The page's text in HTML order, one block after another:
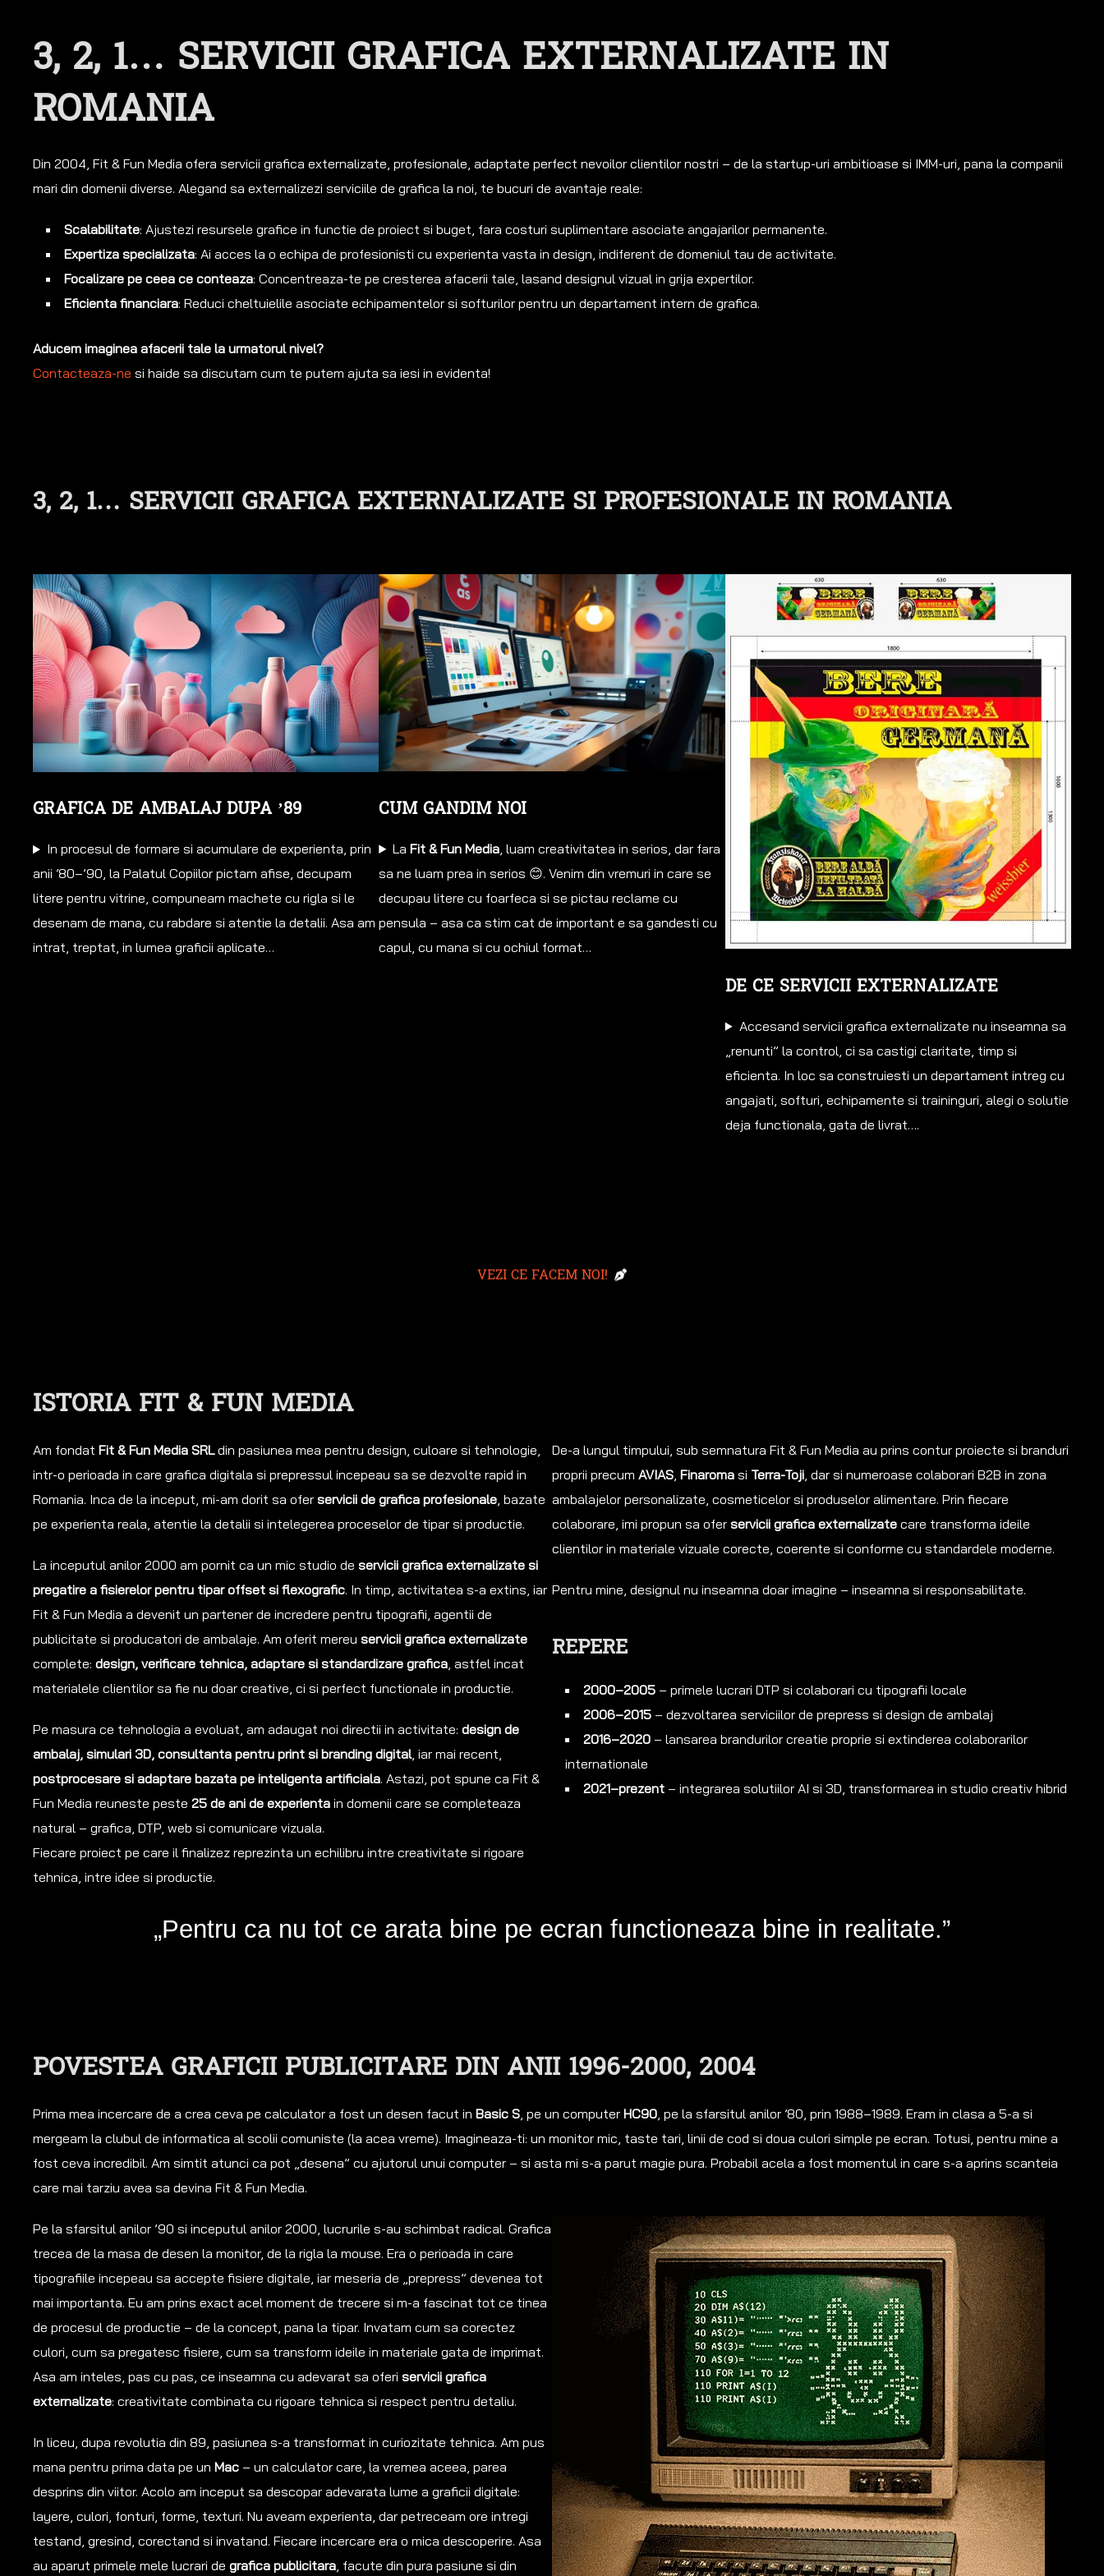
3, 2, 1… SERVICII GRAFICA EXTERNALIZATE IN
ROMANIA
Din 2004, Fit & Fun Media ofera servicii grafica externalizate, profesionale, adaptate perfect nevoilor clientilor nostri – de la startup-uri ambitioase si IMM-uri, pana la companii
mari din domenii diverse. Alegand sa externalizezi serviciile de grafica la noi, te bucuri de avantaje reale:
Scalabilitate: Ajustezi resursele grafice in functie de proiect si buget, fara costuri suplimentare asociate angajarilor permanente.
Expertiza specializata: Ai acces la o echipa de profesionisti cu experienta vasta in design, indiferent de domeniul tau de activitate.
Focalizare pe ceea ce conteaza: Concentreaza-te pe cresterea afacerii tale, lasand designul vizual in grija expertilor.
Eficienta financiara: Reduci cheltuielile asociate echipamentelor si softurilor pentru un departament intern de grafica.
Aducem imaginea afacerii tale la urmatorul nivel?
Contacteaza-ne si haide sa discutam cum te putem ajuta sa iesi in evidenta!
3, 2, 1… SERVICII GRAFICA EXTERNALIZATE SI PROFESIONALE IN ROMANIA
GRAFICA DE AMBALAJ DUPA ’89
In procesul de formare si acumulare de experienta, prin
anii ’80–’90, la Palatul Copiilor pictam afise, decupam
litere pentru vitrine, compuneam machete cu rigla si le
desenam de mana, cu rabdare si atentie la detalii. Asa am
intrat, treptat, in lumea graficii aplicate…
CUM GANDIM NOI
LaFit & Fun Media, luam creativitatea in serios, dar fara
sa ne luam prea in serios 😊. Venim din vremuri in care se
decupau litere cu foarfeca si se pictau reclame cu
pensula – asa ca stim cat de important e sa gandesti cu
capul, cu mana si cu ochiul format…
DE CE SERVICII EXTERNALIZATE
Accesand servicii grafica externalizate nu inseamna sa
„renunti” la control, ci sa castigi claritate, timp si
eficienta. In loc sa construiesti un departament intreg cu
angajati, softuri, echipamente si traininguri, alegi o solutie
deja functionala, gata de livrat….
VEZI CE FACEM NOI!
ISTORIA FIT & FUN MEDIA
Am fondat Fit & Fun Media SRLdin pasiunea mea pentru design, culoare si tehnologie,
intr-o perioada in care grafica digitala si prepressul incepeau sa se dezvolte rapid in
Romania. Inca de la inceput, mi-am dorit sa ofer servicii de grafica profesionale , bazate
pe experienta reala, atentie la detalii si intelegerea proceselor de tipar si productie.
La inceputul anilor 2000 am pornit ca un mic studio de servicii grafica externalizate si
pregatire a fisierelor pentru tipar offset si flexografic. In timp, activitatea s-a extins, iar
Fit & Fun Media a devenit un partener de incredere pentru tipografii, agentii de
publicitate si producatori de ambalaje. Am oferit mereu servicii grafica externalizate
complete: design, verificare tehnica, adaptare si standardizare grafica , astfel incat
materialele clientilor sa fie nu doar creative, ci si perfect functionale in productie.
Pe masura ce tehnologia a evoluat, am adaugat noi directii in activitate: design de
ambalaj, simulari 3D, consultanta pentru print si branding digital, iar mai recent,
postprocesare si adaptare bazata pe inteligenta artificiala. Astazi, pot spune ca Fit &
Fun Media reuneste peste 25 de ani de experienta in domenii care se completeaza
natural – grafica, DTP, web si comunicare vizuala.
Fiecare proiect pe care il finalizez reprezinta un echilibru intre creativitate si rigoare
tehnica, intre idee si productie.
De-a lungul timpului, sub semnatura Fit & Fun Media au prins contur proiecte si branduri
proprii precum AVIAS Finaroma si Terra-Toji , dar si numeroase colaborari B2B in zona
ambalajelor personalizate, cosmeticelor si produselor alimentare. Prin fiecare
colaborare, imi propun sa ofer servicii grafica externalizate care transforma ideile
clientilor in materiale vizuale corecte, coerente si conforme cu standardele moderne.
Pentru mine, designul nu inseamna doar imagine – inseamna si responsabilitate.
REPERE
2000–2005 – primele lucrari DTP si colaborari cu tipografii locale
2006–2015 – dezvoltarea serviciilor de prepress si design de ambalaj
2016–2020 – lansarea brandurilor creatie proprie si extinderea colaborarilor
internationale
2021–prezent – integrarea solutiilor AI si 3D, transformarea in studio creativ hibrid
„Pentru ca nu tot ce arata bine pe ecran functioneaza bine in realitate.”
POVESTEA GRAFICII PUBLICITARE DIN ANII 1996-2000, 2004
Prima mea incercare de a crea ceva pe calculator a fost un desen facut in Basic S , pe un computer HC90 , pe la sfarsitul anilor ’80, prin 1988–1989. Eram in clasa a 5-a si
mergeam la clubul de informatica al scolii comuniste (la acea vreme). Imagineaza-ti: un monitor mic, taste tari, linii de cod si doua culori simple pe ecran. Totusi, pentru mine a
fost ceva incredibil. Am simtit atunci ca pot „desena” cu ajutorul unui computer – si asta mi s-a parut magie pura. Probabil acela a fost momentul in care s-a aprins scanteia
care mai tarziu avea sa devina Fit & Fun Media.
Pe la sfarsitul anilor ’90 si inceputul anilor 2000, lucrurile s-au schimbat radical. Grafica
trecea de la masa de desen la monitor, de la rigla la mouse. Era o perioada in care
tipografiile incepeau sa accepte fisiere digitale, iar meseria de „prepress” devenea tot
mai importanta. Eu am prins exact acel moment de trecere si m-a fascinat tot ce tinea
de procesul de productie – de la concept, pana la tipar. Invatam cum sa corectez
culori, cum sa pregatesc fisiere, cum sa transform ideile in materiale gata de imprimat.
Asa am inteles, pas cu pas, ce inseamna cu adevarat sa oferi servicii grafica
externalizate: creativitate combinata cu rigoare tehnica si respect pentru detaliu.
In liceu, dupa revolutia din 89, pasiunea s-a transformat in curiozitate tehnica. Am pus
mana pentru prima data pe un Mac – un calculator care, la vremea aceea, parea
desprins din viitor. Acolo am inceput sa descopar adevarata lume a graficii digitale:
layere, culori, fonturi, forme, texturi. Nu aveam experienta, dar petreceam ore intregi
testand, gresind, corectand si invatand. Fiecare incercare era o mica descoperire. Asa
au aparut primele mele lucrari de grafica publicitara , facute din pura pasiune si din